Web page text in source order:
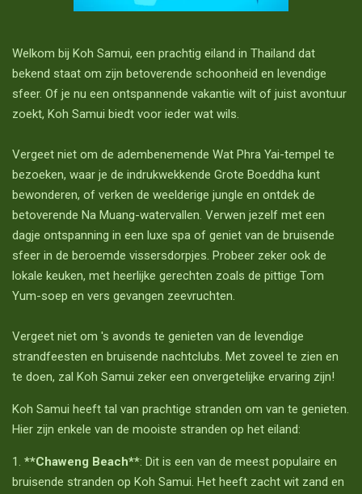
Welkom bij Koh Samui, een prachtig eiland in Thailand dat
bekend staat om zijn betoverende schoonheid en levendige
sfeer. Of je nu een ontspannende vakantie wilt of juist avontuur
zoekt, Koh Samui biedt voor ieder wat wils.
Vergeet niet om de adembenemende Wat Phra Yai-tempel te
bezoeken, waar je de indrukwekkende Grote Boeddha kunt
bewonderen, of verken de weelderige jungle en ontdek de
betoverende Na Muang-watervallen. Verwen jezelf met een
dagje ontspanning in een luxe spa of geniet van de bruisende
sfeer in de beroemde vissersdorpjes. Probeer zeker ook de
lokale keuken, met heerlijke gerechten zoals de pittige Tom
Yum-soep en vers gevangen zeevruchten.
Vergeet niet om 's avonds te genieten van de levendige
strandfeesten en bruisende nachtclubs. Met zoveel te zien en
te doen, zal Koh Samui zeker een onvergetelijke ervaring zijn!
Koh Samui heeft tal van prachtige stranden om van te genieten.
Hier zijn enkele van de mooiste stranden op het eiland:
1. **Chaweng Beach**: Dit is een van de meest populaire en
bruisende stranden op Koh Samui. Het heeft zacht wit zand en